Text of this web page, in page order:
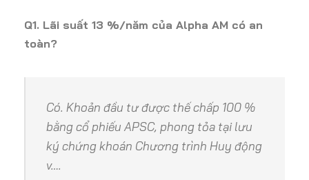
Q1. Lãi suất 13 %/năm của Alpha AM có an
toàn?
Có. Khoản đầu tư được thế chấp 100 %
bằng cổ phiếu APSC, phong tỏa tại lưu
ký chứng khoán Chương trình Huy động
v….